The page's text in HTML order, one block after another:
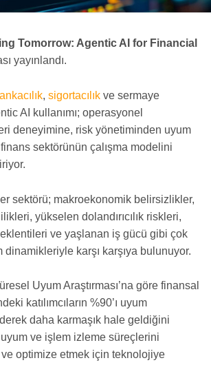
Tomorrow: Agentic AI for Financial
yayınlandı.
, sigortacılık ve sermaye
AI kullanımı; operasyonel
deneyimine, risk yönetiminden uyum
sektörünün çalışma modelini
sektörü; makroekonomik belirsizlikler,
yükselen dolandırıcılık riskleri,
ve yaşlanan iş gücü gibi çok
dinamikleriyle karşı karşıya bulunuyor.
Uyum Araştırması’na göre finansal
katılımcıların %90’ı uyum
daha karmaşık hale geldiğini
uyum ve işlem izleme süreçlerini
optimize etmek için teknolojiye